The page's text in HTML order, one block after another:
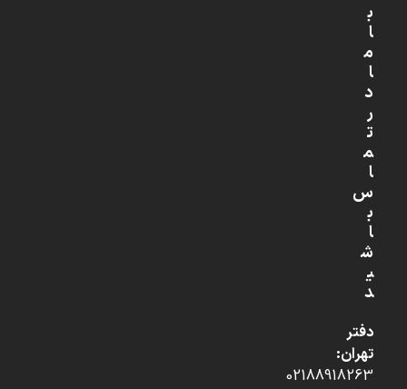
ب
ا
م
ا
د
ر
ت
م
ا
س
ب
ا
ش
ی
د
دفتر
تهران:
02188918263